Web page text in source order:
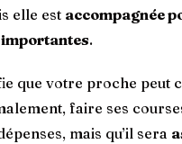
elle est accompagnée
.
que votre proche peut
faire ses
mais qu’il sera